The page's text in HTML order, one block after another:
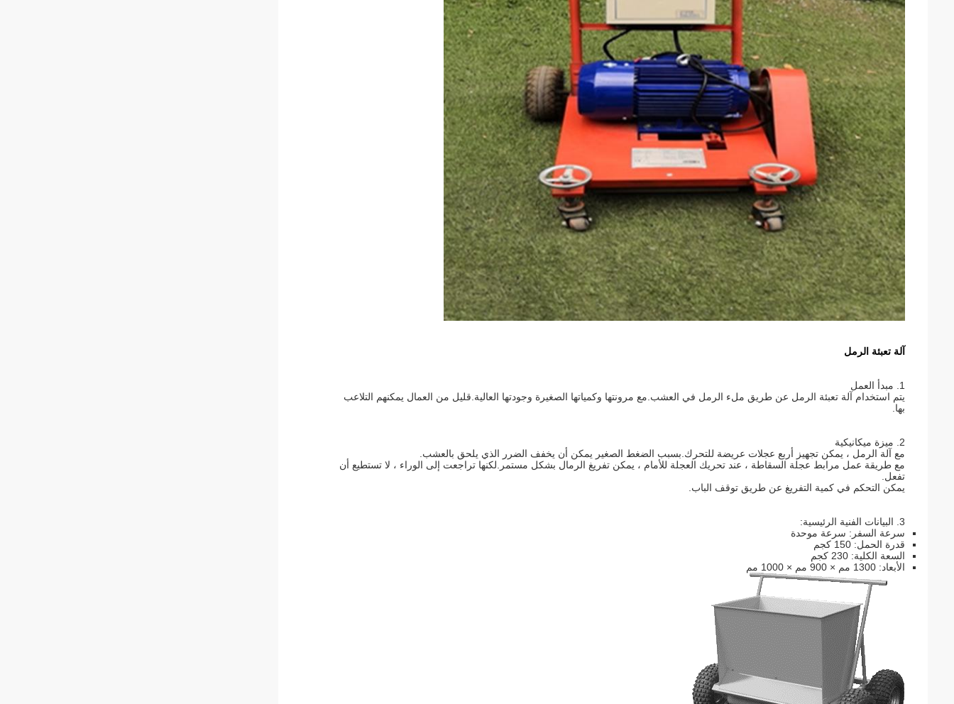
آلة تعبئة الرمل
1. مبدأ العمل
يتم استخدام آلة تعبئة الرمل عن طريق ملء الرمل في العشب.مع مرونتها وكمياتها الصغيرة وجودتها العالية.قليل من العمال يمكنهم التلاعب
بها.
2. ميزة ميكانيكية
مع آلة الرمل ، يمكن تجهيز أربع عجلات عريضة للتحرك.بسبب الضغط الصغير يمكن أن يخفف الضرر الذي يلحق بالعشب.
مع طريقة عمل مرابط عجلة السقاطة ، عند تحريك العجلة للأمام ، يمكن تفريغ الرمال بشكل مستمر.لكنها تراجعت إلى الوراء ، لا تستطيع أن
تفعل.
يمكن التحكم في كمية التفريغ عن طريق توقف الباب.
3. البيانات الفنية الرئيسية:
سرعة السفر: سرعة موحدة
قدرة الحمل: 150 كجم
السعة الكلية: 230 كجم
الأبعاد: 1300 مم × 900 مم × 1000 مم